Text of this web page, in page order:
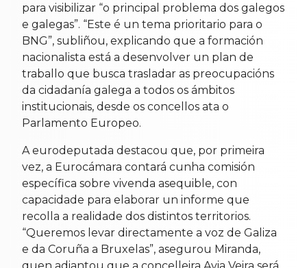
para visibilizar “o principal problema dos galegos
e galegas”. “Este é un tema prioritario para o
BNG”, subliñou, explicando que a formación
nacionalista está a desenvolver un plan de
traballo que busca trasladar as preocupacións
da cidadanía galega a todos os ámbitos
institucionais, desde os concellos ata o
Parlamento Europeo.
A eurodeputada destacou que, por primeira
vez, a Eurocámara contará cunha comisión
específica sobre vivenda asequible, con
capacidade para elaborar un informe que
recolla a realidade dos distintos territorios.
“Queremos levar directamente a voz de Galiza
e da Coruña a Bruxelas”, asegurou Miranda,